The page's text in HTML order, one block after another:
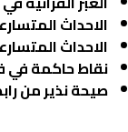
الاحداث
الاحداث
نقاط حاكمة في
صيحة نذير من